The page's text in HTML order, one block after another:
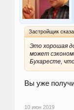
Застройщик
Это хорошая
может
Бухаресте,
Вы уже
10 июн 2019